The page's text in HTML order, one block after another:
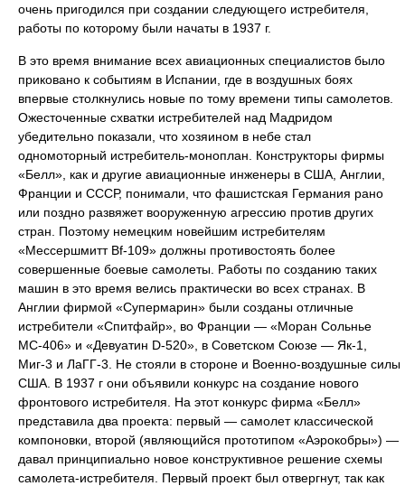
очень пригодился при создании следующего истребителя,
работы по которому были начаты в 1937 г.
В это время внимание всех авиационных специалистов было
приковано к событиям в Испании, где в воздушных боях
впервые столкнулись новые по тому времени типы самолетов.
Ожесточенные схватки истребителей над Мадридом
убедительно показали, что хозяином в небе стал
одномоторный истребитель-моноплан. Конструкторы фирмы
«Белл», как и другие авиационные инженеры в США, Англии,
Франции и СССР, понимали, что фашистская Германия рано
или поздно развяжет вооруженную агрессию против других
стран. Поэтому немецким новейшим истребителям
«Мессершмитт Вf-109» должны противостоять более
совершенные боевые самолеты. Работы по созданию таких
машин в это время велись практически во всех странах. В
Англии фирмой «Супермарин» были созданы отличные
истребители «Спитфайр», во Франции — «Моран Сольнье
МС-406» и «Девуатин D-520», в Советском Союзе — Як-1,
Миг-3 и ЛаГГ-3. Не стояли в стороне и Военно-воздушные силы
США. В 1937 г они объявили конкурс на создание нового
фронтового истребителя. На этот конкурс фирма «Белл»
представила два проекта: первый — самолет классической
компоновки, второй (являющийся прототипом «Аэрокобры») —
давал принципиально новое конструктивное решение схемы
самолета-истребителя. Первый проект был отвергнут, так как